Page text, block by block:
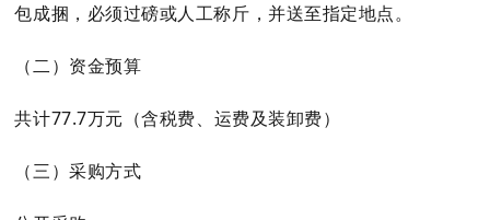
包成捆，必须过磅或人工称斤，并送至指定地点。
（二）资金预算
共计77.7万元（含税费、运费及装卸费）
（三）采购方式